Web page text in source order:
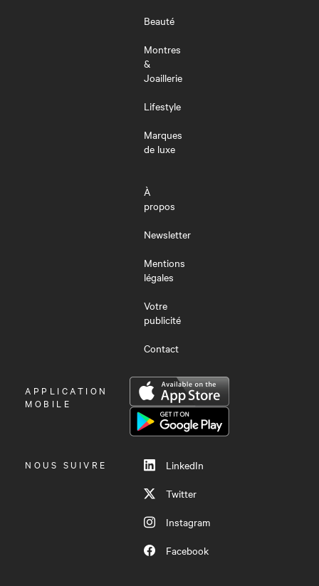
Beauté
Montres
&
Joaillerie
Lifestyle
Marques
de luxe
À
propos
Newsletter
Mentions
légales
Votre
publicité
Contact
OUVRIR
LE
APPLICATION
MOBILE
NOUS SUIVRE
LinkedIn
Twitter
Instagram
Facebook